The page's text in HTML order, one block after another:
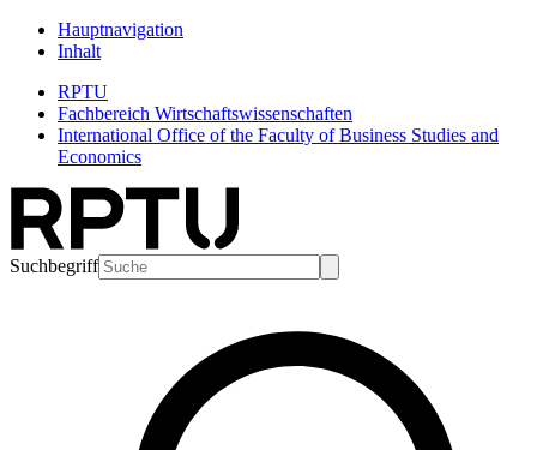
Hauptnavigation
Inhalt
RPTU
Fachbereich Wirtschaftswissenschaften
International Office of the Faculty of Business Studies and
Economics
Suchbegriff